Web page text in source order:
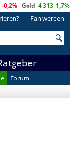
-0,2% Gold 4 313 1,7%
Fan werden
Forum